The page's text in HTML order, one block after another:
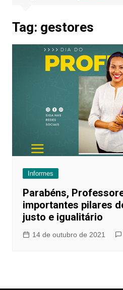
Tag: gestores
Informes
Parabéns,
importantes pilares
justo e igualitário
14 de outubro de 2021